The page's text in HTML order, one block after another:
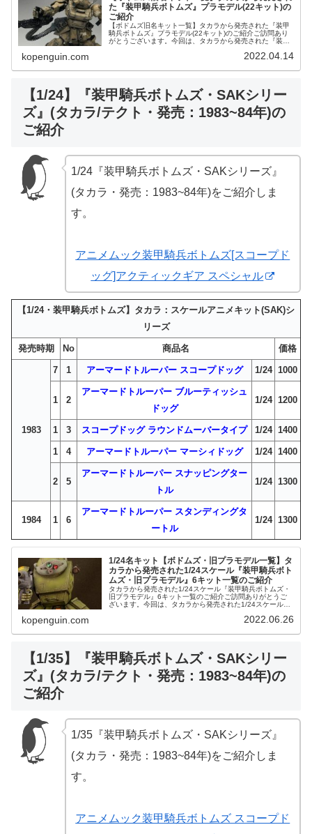
た『装甲騎兵ボトムズ』プラモデル(22キット)の
ご紹介
【ボドムズ旧名キット一覧】タカラから発売された『装甲
騎兵ボトムズ』プラモデル(22キット)のご紹介ご訪問あり
がとうございます。今回は、タカラから発売された『装甲
kopenguin.com 2022.04.14
【1/24】『装甲騎兵ボトムズ・SAKシリー
ズ』(タカラ/テクト・発売：1983~84年)の
ご紹介
1/24『装甲騎兵ボトムズ・SAKシリーズ』
(タカラ・発売：1983~84年)をご紹介しま
す。
アニメムック装甲騎兵ボトムズ[スコープド
ッグ]アクティックギア スペシャル
【1/24・装甲騎兵ボトムズ】タカラ：スケールアニメキット(SAK)シ
リーズ
発売時期 No 商品名 価格
1983
7 1 アーマードトルーパー スコープドッグ 1/24 1000
1 2
アーマードトルーパー ブルーティッシュ
ドッグ
1/24 1200
1 3 スコープドッグ ラウンドムーバータイプ 1/24 1400
1 4 アーマードトルーパー マーシィドッグ 1/24 1400
2 5
アーマードトルーパー スナッピングター
トル
1/24 1300
1984 1 6
アーマードトルーパー スタンディングタ
ートル
1/24 1300
1/24名キット【ボドムズ・旧プラモデル一覧】タ
カラから発売された1/24スケール『装甲騎兵ボト
ムズ・旧プラモデル』6キット一覧のご紹介
タカラから発売された1/24スケール『装甲騎兵ボトムズ・
旧プラモデル』6キット一覧のご紹介ご訪問ありがとうご
ざいます。今回は、タカラから発売された1/24スケール
kopenguin.com 2022.06.26
【1/35】『装甲騎兵ボトムズ・SAKシリー
ズ』(タカラ/テクト・発売：1983~84年)の
ご紹介
1/35『装甲騎兵ボトムズ・SAKシリーズ』
(タカラ・発売：1983~84年)をご紹介しま
す。
アニメムック装甲騎兵ボトムズ スコープド